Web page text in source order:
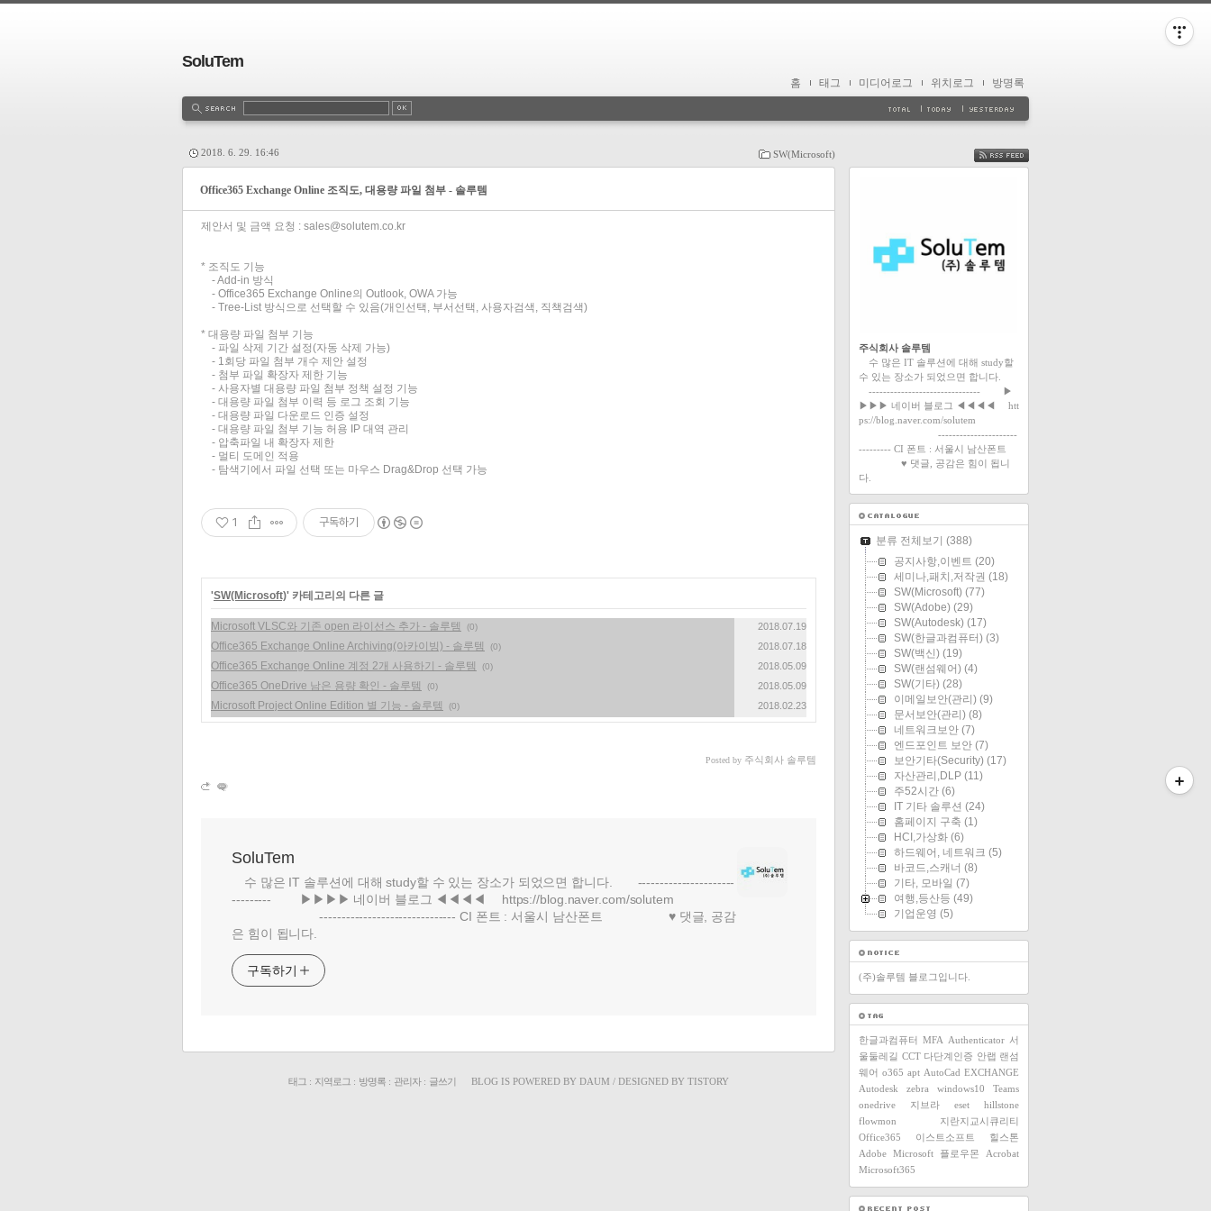
SoluTem
홈 태그 미디어로그 위치로그 방명록
SW(Microsoft)
2018. 6. 29. 16:46
Office365 Exchange Online 조직도, 대용량 파일 첨부 - 솔루템
제안서 및 금액 요청 : sales@solutem.co.kr
* 조직도 기능
- Add-in 방식
- Office365 Exchange Online의 Outlook, OWA 가능
- Tree-List 방식으로 선택할 수 있음(개인선택, 부서선택, 사용자검색, 직책검색)
* 대용량 파일 첨부 기능
- 파일 삭제 기간 설정(자동 삭제 가능)
- 1회당 파일 첨부 개수 제안 설정
- 첨부 파일 확장자 제한 기능
- 사용자별 대용량 파일 첨부 정책 설정 기능
- 대용량 파일 첨부 이력 등 로그 조회 기능
- 대용량 파일 다운로드 인증 설정
- 대용량 파일 첨부 기능 허용 IP 대역 관리
- 압축파일 내 확장자 제한
- 멀티 도메인 적용
- 탐색기에서 파일 선택 또는 마우스 Drag&Drop 선택 가능
1 구독하기
'SW(Microsoft)' 카테고리의 다른 글
Microsoft VLSC와 기존 open 라이선스 추가 - 솔루템 (0) 2018.07.19
Office365 Exchange Online Archiving(아카이빙) - 솔루템 (0) 2018.07.18
Office365 Exchange Online 계정 2개 사용하기 - 솔루템 (0) 2018.05.09
Office365 OneDrive 남은 용량 확인 - 솔루템 (0) 2018.05.09
Microsoft Project Online Edition 별 기능 - 솔루템 (0) 2018.02.23
Posted by 주식회사 솔루템
SoluTem
수 많은 IT 솔루션에 대해 study할 수 있는 장소가 되었으면 합니다. ----------------------
--------- ▶▶▶▶ 네이버 블로그 ◀◀◀◀ https://blog.naver.com/solutem
------------------------------- CI 폰트 : 서울시 남산폰트 ♥ 댓글, 공감
은 힘이 됩니다.
구독하기
태그 : 지역로그 : 방명록 : 관리자: 글쓰기 BLOG IS POWERED BY DAUM / DESIGNED BY TISTORY
FEED
주식회사 솔루템
수 많은 IT 솔루션에 대해 study할
수 있는 장소가 되었으면 합니다.
------------------------------- ▶
▶▶▶ 네이버 블로그 ◀◀◀◀ htt
ps://blog.naver.com/solutem
----------------------
--------- CI 폰트 : 서울시 남산폰트
♥ 댓글, 공감은 힘이 됩니
다.
분류 전체보기 (388)
공지사항,이벤트 (20)
세미나,패치,저작권 (18)
SW(Microsoft) (77)
SW(Adobe) (29)
SW(Autodesk) (17)
SW(한글과컴퓨터) (3)
SW(백신) (19)
SW(랜섬웨어) (4)
SW(기타) (28)
이메일보안(관리) (9)
문서보안(관리) (8)
네트워크보안 (7)
엔드포인트 보안 (7)
보안기타(Security) (17)
자산관리,DLP (11)
주52시간 (6)
IT 기타 솔루션 (24)
홈페이지 구축 (1)
HCI,가상화 (6)
하드웨어, 네트워크 (5)
바코드,스캐너 (8)
기타, 모바일 (7)
여행,등산등 (49)
기업운영 (5)
(주)솔루템 블로그입니다.
한글과컴퓨터 MFA Authenticator 서
울둘레길 CCT 다단계인증 안랩 랜섬
웨어 o365 apt AutoCad EXCHANGE
Autodesk
zebra windows10
Teams
onedrive
지브라 eset
hillstone
flowmon
지란지교시큐리티
Office365
이스트소프트
힐스톤
Adobe Microsoft 플로우몬
Acrobat
Microsoft365